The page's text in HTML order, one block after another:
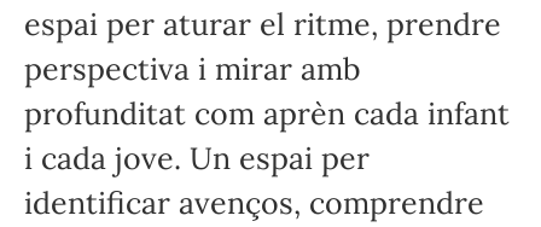
espai per aturar el ritme, prendre
perspectiva i mirar amb
profunditat com aprèn cada infant
i cada jove. Un espai per
identificar avenços, comprendre